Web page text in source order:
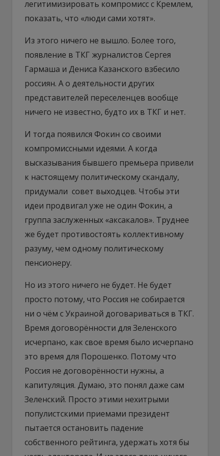
легитимизировать компромисс с Кремлем,
показать, что «люди сами хотят».
Из этого ничего не вышло. Более того,
появление в ТКГ журналистов Сергея
Гармаша и Дениса Казанского взбесило
россиян. А о деятельности других
представителей переселенцев вообще
ничего не известно, будто их в ТКГ и нет.
И тогда появился Фокин со своими
компромиссными идеями. А когда
высказывания бывшего премьера привели
к настоящему политическому скандалу,
придумали совет выходцев. Чтобы эти
идеи продвигал уже не один Фокин, а
группа заслуженных «аксакалов». Труднее
же будет противостоять коллективному
разуму, чем одному политическому
пенсионеру.
Но из этого ничего не будет. Не будет
просто потому, что Россия не собирается
ни о чём с Украиной договариваться в ТКГ.
Время договорённости для Зеленского
исчерпано, как свое время было исчерпано
это время для Порошенко. Потому что
Россия не договорённости нужны, а
капитуляция. Думаю, это понял даже сам
Зеленский. Просто этими нехитрыми
популистскими приемами президент
пытается остановить падение
собственного рейтинга, удержать хотя бы